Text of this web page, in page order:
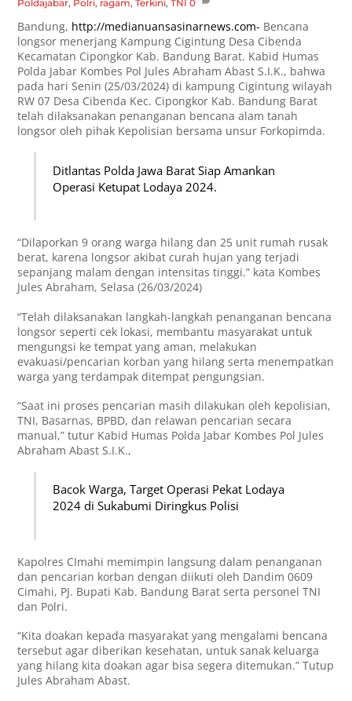
Poldajabar, Polri, ragam,Terkini,TNI 0
Bandung, http://medianuansasinarnews.com- Bencana
longsor menerjang Kampung Cigintung Desa Cibenda
Kecamatan Cipongkor Kab. Bandung Barat. Kabid Humas
Polda Jabar Kombes Pol Jules Abraham Abast S.I.K., bahwa
pada hari Senin (25/03/2024) di kampung Cigintung wilayah
RW 07 Desa Cibenda Kec. Cipongkor Kab. Bandung Barat
telah dilaksanakan penanganan bencana alam tanah
longsor oleh pihak Kepolisian bersama unsur Forkopimda.
Ditlantas Polda Jawa Barat Siap Amankan
Operasi Ketupat Lodaya 2024.
“Dilaporkan 9 orang warga hilang dan 25 unit rumah rusak
berat, karena longsor akibat curah hujan yang terjadi
sepanjang malam dengan intensitas tinggi.” kata Kombes
Jules Abraham, Selasa (26/03/2024)
“Telah dilaksanakan langkah-langkah penanganan bencana
longsor seperti cek lokasi, membantu masyarakat untuk
mengungsi ke tempat yang aman, melakukan
evakuasi/pencarian korban yang hilang serta menempatkan
warga yang terdampak ditempat pengungsian.
“Saat ini proses pencarian masih dilakukan oleh kepolisian,
TNI, Basarnas, BPBD, dan relawan pencarian secara
manual,” tutur Kabid Humas Polda Jabar Kombes Pol Jules
Abraham Abast S.I.K.,
Bacok Warga, Target Operasi Pekat Lodaya
2024 di Sukabumi Diringkus Polisi
Kapolres CImahi memimpin langsung dalam penanganan
dan pencarian korban dengan diikuti oleh Dandim 0609
Cimahi, PJ. Bupati Kab. Bandung Barat serta personel TNI
dan Polri.
“Kita doakan kepada masyarakat yang mengalami bencana
tersebut agar diberikan kesehatan, untuk sanak keluarga
yang hilang kita doakan agar bisa segera ditemukan.” Tutup
Jules Abraham Abast.